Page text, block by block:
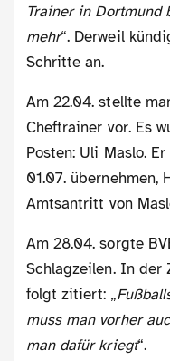
Trainer in Dortmund
mehr“. Derweil
Schritte an.
Am 22.04. stellte man beim BVB den neuen
Cheftrainer vor. Es
Posten: Uli Maslo.
01.07. übernehmen,
Amtsantritt von
Am 28.04. sorgte BVB-Präsident Vogt dann für
Schlagzeilen. In der
folgt zitiert: „
muss man vorher
man dafür kriegt“.